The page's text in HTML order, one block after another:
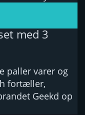
med 3
paller varer og
fortæller,
Geekd op